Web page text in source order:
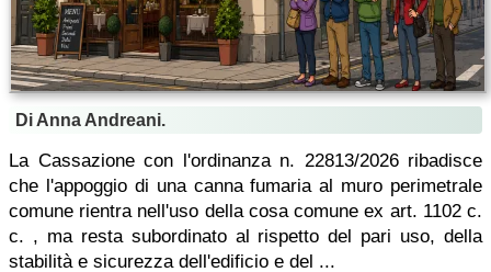
Di Anna Andreani.
La Cassazione con l'ordinanza n. 22813/2026 ribadisce
che l'appoggio di una canna fumaria al muro perimetrale
comune rientra nell'uso della cosa comune ex art. 1102 c.
c. , ma resta subordinato al rispetto del pari uso, della
stabilità e sicurezza dell'edificio e del ...